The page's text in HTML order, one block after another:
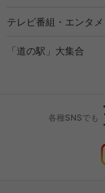
テレビ番組・エンタメ
「道の駅」大集合
各種SNSでも